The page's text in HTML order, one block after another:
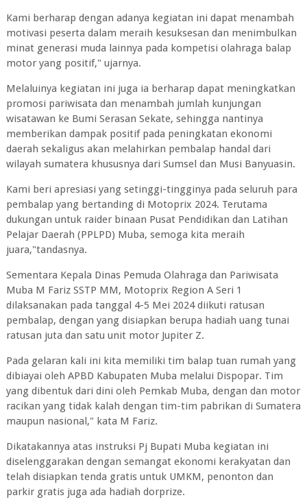
Kami berharap dengan adanya kegiatan ini dapat menambah
motivasi peserta dalam meraih kesuksesan dan menimbulkan
minat generasi muda lainnya pada kompetisi olahraga balap
motor yang positif," ujarnya.
Melaluinya kegiatan ini juga ia berharap dapat meningkatkan
promosi pariwisata dan menambah jumlah kunjungan
wisatawan ke Bumi Serasan Sekate, sehingga nantinya
memberikan dampak positif pada peningkatan ekonomi
daerah sekaligus akan melahirkan pembalap handal dari
wilayah sumatera khususnya dari Sumsel dan Musi Banyuasin.
Kami beri apresiasi yang setinggi-tingginya pada seluruh para
pembalap yang bertanding di Motoprix 2024. Terutama
dukungan untuk raider binaan Pusat Pendidikan dan Latihan
Pelajar Daerah (PPLPD) Muba, semoga kita meraih
juara,"tandasnya.
Sementara Kepala Dinas Pemuda Olahraga dan Pariwisata
Muba M Fariz SSTP MM, Motoprix Region A Seri 1
dilaksanakan pada tanggal 4-5 Mei 2024 diikuti ratusan
pembalap, dengan yang disiapkan berupa hadiah uang tunai
ratusan juta dan satu unit motor Jupiter Z.
Pada gelaran kali ini kita memiliki tim balap tuan rumah yang
dibiayai oleh APBD Kabupaten Muba melalui Dispopar. Tim
yang dibentuk dari dini oleh Pemkab Muba, dengan dan motor
racikan yang tidak kalah dengan tim-tim pabrikan di Sumatera
maupun nasional," kata M Fariz.
Dikatakannya atas instruksi Pj Bupati Muba kegiatan ini
diselenggarakan dengan semangat ekonomi kerakyatan dan
telah disiapkan tenda gratis untuk UMKM, penonton dan
parkir gratis juga ada hadiah dorprize.